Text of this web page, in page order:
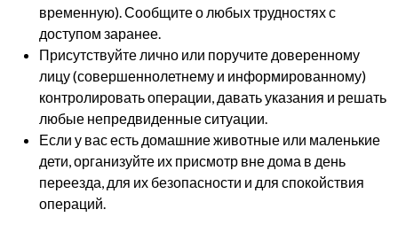
временную). Сообщите о любых трудностях с
доступом заранее.
Присутствуйте лично или поручите доверенному
лицу (совершеннолетнему и информированному)
контролировать операции, давать указания и решать
любые непредвиденные ситуации.
Если у вас есть домашние животные или маленькие
дети, организуйте их присмотр вне дома в день
переезда, для их безопасности и для спокойствия
операций.